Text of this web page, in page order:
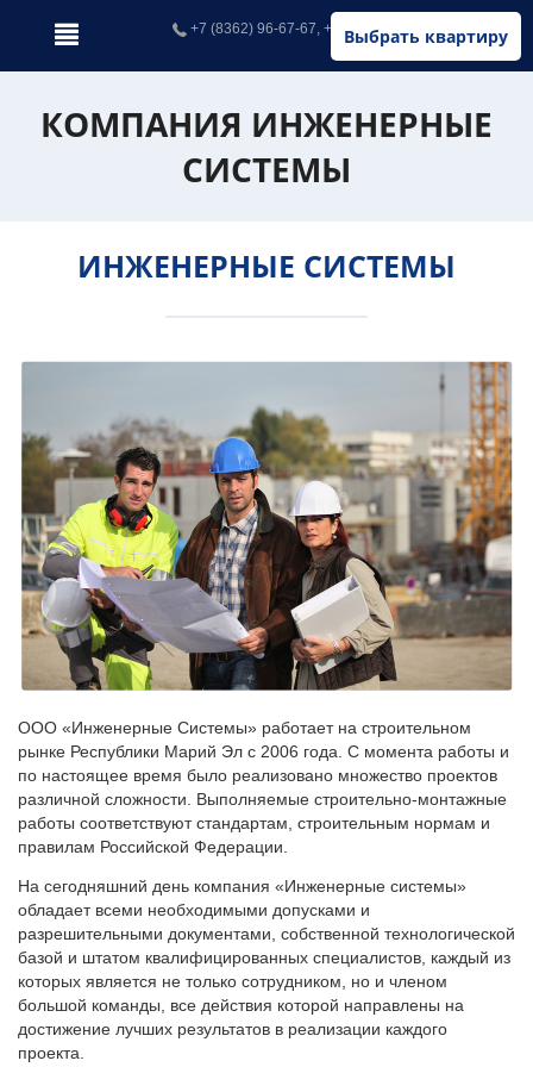
Выбрать квартиру
+7 (8362) 96-67-67, +7 (902) 326-67-67
КОМПАНИЯ ИНЖЕНЕРНЫЕ
СИСТЕМЫ
ИНЖЕНЕРНЫЕ СИСТЕМЫ
ООО «Инженерные Системы» работает на строительном
рынке Республики Марий Эл с 2006 года. С момента работы и
по настоящее время было реализовано множество проектов
различной сложности. Выполняемые строительно-монтажные
работы соответствуют стандартам, строительным нормам и
правилам Российской Федерации.
На сегодняшний день компания «Инженерные системы»
обладает всеми необходимыми допусками и
разрешительными документами, собственной технологической
базой и штатом квалифицированных специалистов, каждый из
которых является не только сотрудником, но и членом
большой команды, все действия которой направлены на
достижение лучших результатов в реализации каждого
проекта.